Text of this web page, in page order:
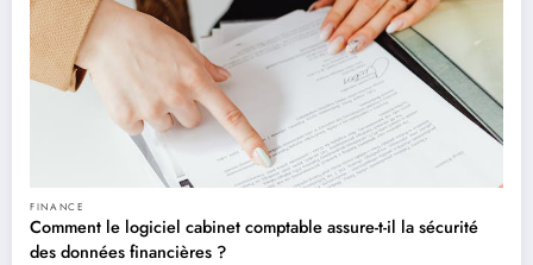
FINANCE
Comment le logiciel cabinet comptable assure-t-il la sécurité
des données financières ?